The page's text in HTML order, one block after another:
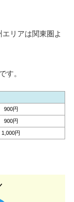
リアは関東圏よ
す。
900円
900円
1,000円